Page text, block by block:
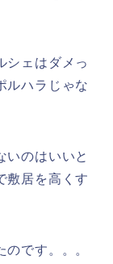
シェはダメっ
ルハラじゃな
いのはいいと
敷居を高くす
です。。。